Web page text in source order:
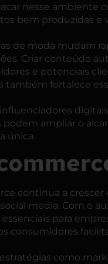
nesse ambiente
bem produzidas
de moda mudam
Criar conteúdo
e potenciais
também fortalece
podem ampliar o
única.
continua a
media. Com o
para
consumidores
como